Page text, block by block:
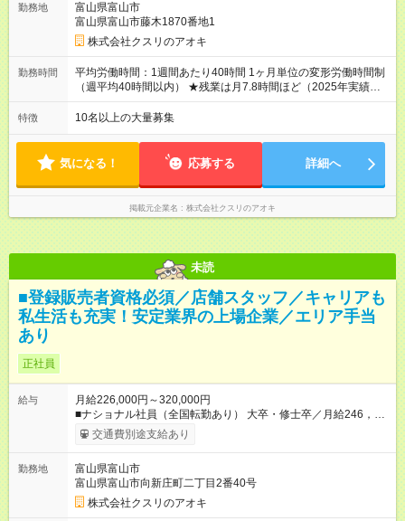
途、賞与（年2回）、各種手当あり ★登録販売者資格保持者への
月1万円支給を含む（実務経験がない方にも同額を支給） ※ただ
し、短時間勤務・早番固定社員は当社規定に従い額が変動 ＝＝
＝＝＝＝＝＝＝＝＝＝＝＝ ★職務給制度で実力次第で収入アッ
プ！ 職務内容に応じて給与が支払われ、昇格試験なく役職に就
いた時点で年収がUPする制度です。 約4割の社員が入社3年目で
できます。 ＝＝＝＝＝＝＝＝＝＝＝＝＝＝ 【試用期間】試用期
間なし
勤務地
富山県富山市
富山県富山市藤木1870番地1
株式会社クスリのアオキ
勤務時間
平均労働時間：1週間あたり40時間 1ヶ月単位の変形労働時間制
（週平均40時間以内） ★残業は月7.8時間ほど（2025年実績）
＜店舗の基本営業時間＞ 9時～22時 ※勤務時間は店舗により異
なります。 ＜シフト例＞ 早番：8時00分～17時00分 中番：11
1ヶ月単位の変形労働時間制（週平均40時間以内） ★残業は月
7.8時間ほど（2025年実績） ＜店舗の基本営業時間＞ 9時～22
時 ※勤務時間は店舗により異なります。 ＜シフト例＞ 早番：8
時00分～17時00分 中番：11時～20時 遅番：13時～22時
特徴 10名以上の大量募集
気になる！ 応募する 詳細へ
掲載元企業名 株式会社クスリのアオキ
未読
■登録販売者資格必須／店舗スタッフ／キャリアも
私生活も充実！安定業界の上場企業／エリア手当
あり
正社員
給与
月給226,000円～320,000円
■ナショナル社員（全国転勤あり） 大卒・修士卒／月給246，
000円～320，000円 高校・短大・専門卒／月給226，000円～
320，000円 ★エリア手当（石川県、富山県、福井県、岐阜県、
途、賞与（年2回）、各種手当あり ★登録販売者資格保持者への
月1万円支給を含む（実務経験がない方にも同額を支給） ※ただ
し、短時間勤務・早番固定社員は当社規定に従い額が変動 ＝＝
＝＝＝＝＝＝＝＝＝＝＝＝ ★職務給制度で実力次第で収入アッ
交通費別途支給あり
勤務地
富山県富山市
富山県富山市向新庄町二丁目2番40号
株式会社クスリのアオキ